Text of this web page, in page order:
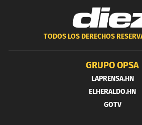
TODOS LOS DERECHOS
GRUPO OPSA
LAPRENSA.HN
ELHERALDO.HN
GOTV